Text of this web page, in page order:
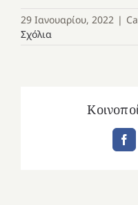
29 Ιανουαρίου, 2022 |
Σχόλια